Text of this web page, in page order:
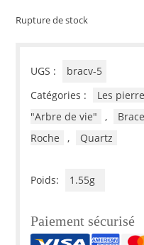
Rupture de stock
UGS :
bracv-5
Catégories :
Les
"Arbre de vie"
,
Roche
, Quartz
Poids: 1.55g
Paiement sécurisé